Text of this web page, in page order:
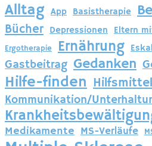
Alltag App Basistherapie
Bücher Depressionen Eltern
Ergotherapie Ernährung
Gastbeitrag Gedanken
Hilfe-finden Hilfsmittel
Kommunikation/
Medikamente MS-Verläufe